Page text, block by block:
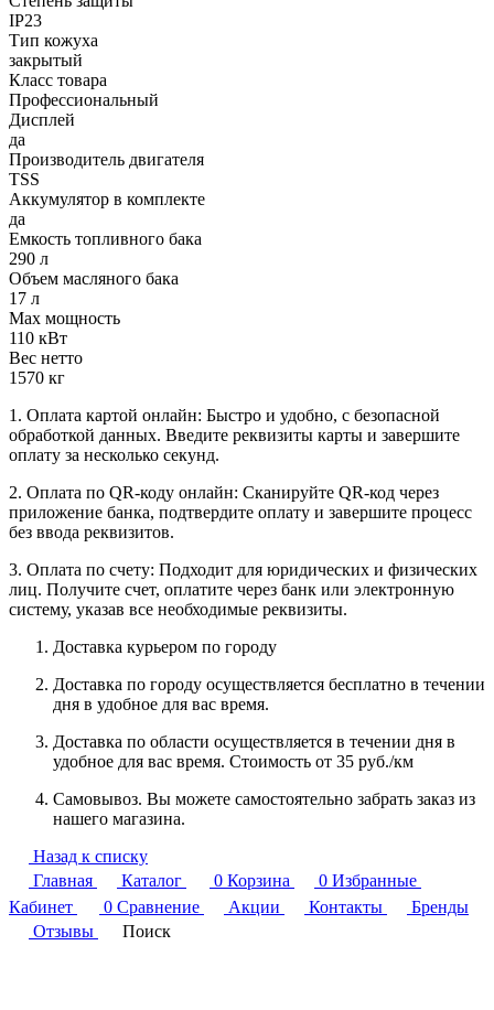
IP23
Тип кожуха
закрытый
Класс товара
Профессиональный
Дисплей
да
Производитель двигателя
TSS
Аккумулятор в комплекте
да
Емкость топливного бака
290 л
Объем масляного бака
17 л
Max мощность
110 кВт
Вес нетто
1570 кг
1. Оплата картой онлайн: Быстро и удобно, с безопасной
обработкой данных. Введите реквизиты карты и завершите
оплату за несколько секунд.
2. Оплата по QR-коду онлайн: Сканируйте QR-код через
приложение банка, подтвердите оплату и завершите процесс
без ввода реквизитов.
3. Оплата по счету: Подходит для юридических и физических
лиц. Получите счет, оплатите через банк или электронную
систему, указав все необходимые реквизиты.
Доставка курьером по городу
Доставка по городу осуществляется бесплатно в течении
дня в удобное для вас время.
Доставка по области осуществляется в течении дня в
удобное для вас время. Стоимость от 35 руб./км
Самовывоз. Вы можете самостоятельно забрать заказ из
нашего магазина.
Назад к списку
Главная
Каталог 0 Корзина 0 Избранные
Кабинет
0 Сравнение Акции Контакты
Бренды
Отзывы
Поиск